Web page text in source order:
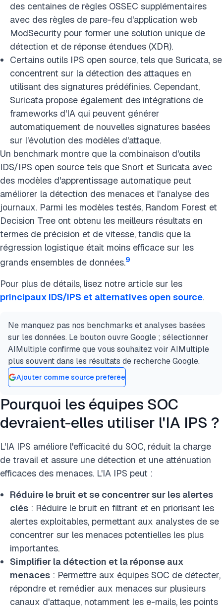
des centaines de règles OSSEC supplémentaires
avec des règles de pare-feu d'application web
ModSecurity pour former une solution unique de
détection et de réponse étendues (XDR).
Certains outils IPS open source, tels que Suricata, se
concentrent sur la détection des attaques en
utilisant des signatures prédéfinies. Cependant,
Suricata propose également des intégrations de
frameworks d'IA qui peuvent générer
automatiquement de nouvelles signatures basées
sur l'évolution des modèles d'attaque.
Un benchmark montre que la combinaison d'outils
IDS/IPS open source tels que Snort et Suricata avec
des modèles d'apprentissage automatique peut
améliorer la détection des menaces et l'analyse des
journaux. Parmi les modèles testés, Random Forest et
Decision Tree ont obtenu les meilleurs résultats en
termes de précision et de vitesse, tandis que la
régression logistique était moins efficace sur les
grands ensembles de données.9
Pour plus de détails, lisez notre article sur les
principaux IDS/IPS et alternatives open source.
Ne manquez pas nos benchmarks et analyses basées
sur les données. Le bouton ouvre Google ; sélectionner
AIMultiple confirme que vous souhaitez voir AIMultiple
plus souvent dans les résultats de recherche Google.
Ajouter comme source préférée
Pourquoi les équipes SOC
devraient-elles utiliser l'IA IPS ?
L'IA IPS améliore l'efficacité du SOC, réduit la charge
de travail et assure une détection et une atténuation
efficaces des menaces. L'IA IPS peut :
Réduire le bruit et se concentrer sur les alertes
clés : Réduire le bruit en filtrant et en priorisant les
alertes exploitables, permettant aux analystes de se
concentrer sur les menaces potentielles les plus
importantes.
Simplifier la détection et la réponse aux
menaces : Permettre aux équipes SOC de détecter,
répondre et remédier aux menaces sur plusieurs
canaux d'attaque, notamment les e-mails, les points